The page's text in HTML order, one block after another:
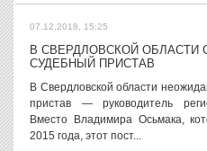
07.12.2018, 15:25
В СВЕРДЛОВСКОЙ ОБЛАСТИ
СУДЕБНЫЙ ПРИСТАВ
В Свердловской области
пристав — руководитель
Вместо Владимира Осьмака,
2015 года, этот пост...